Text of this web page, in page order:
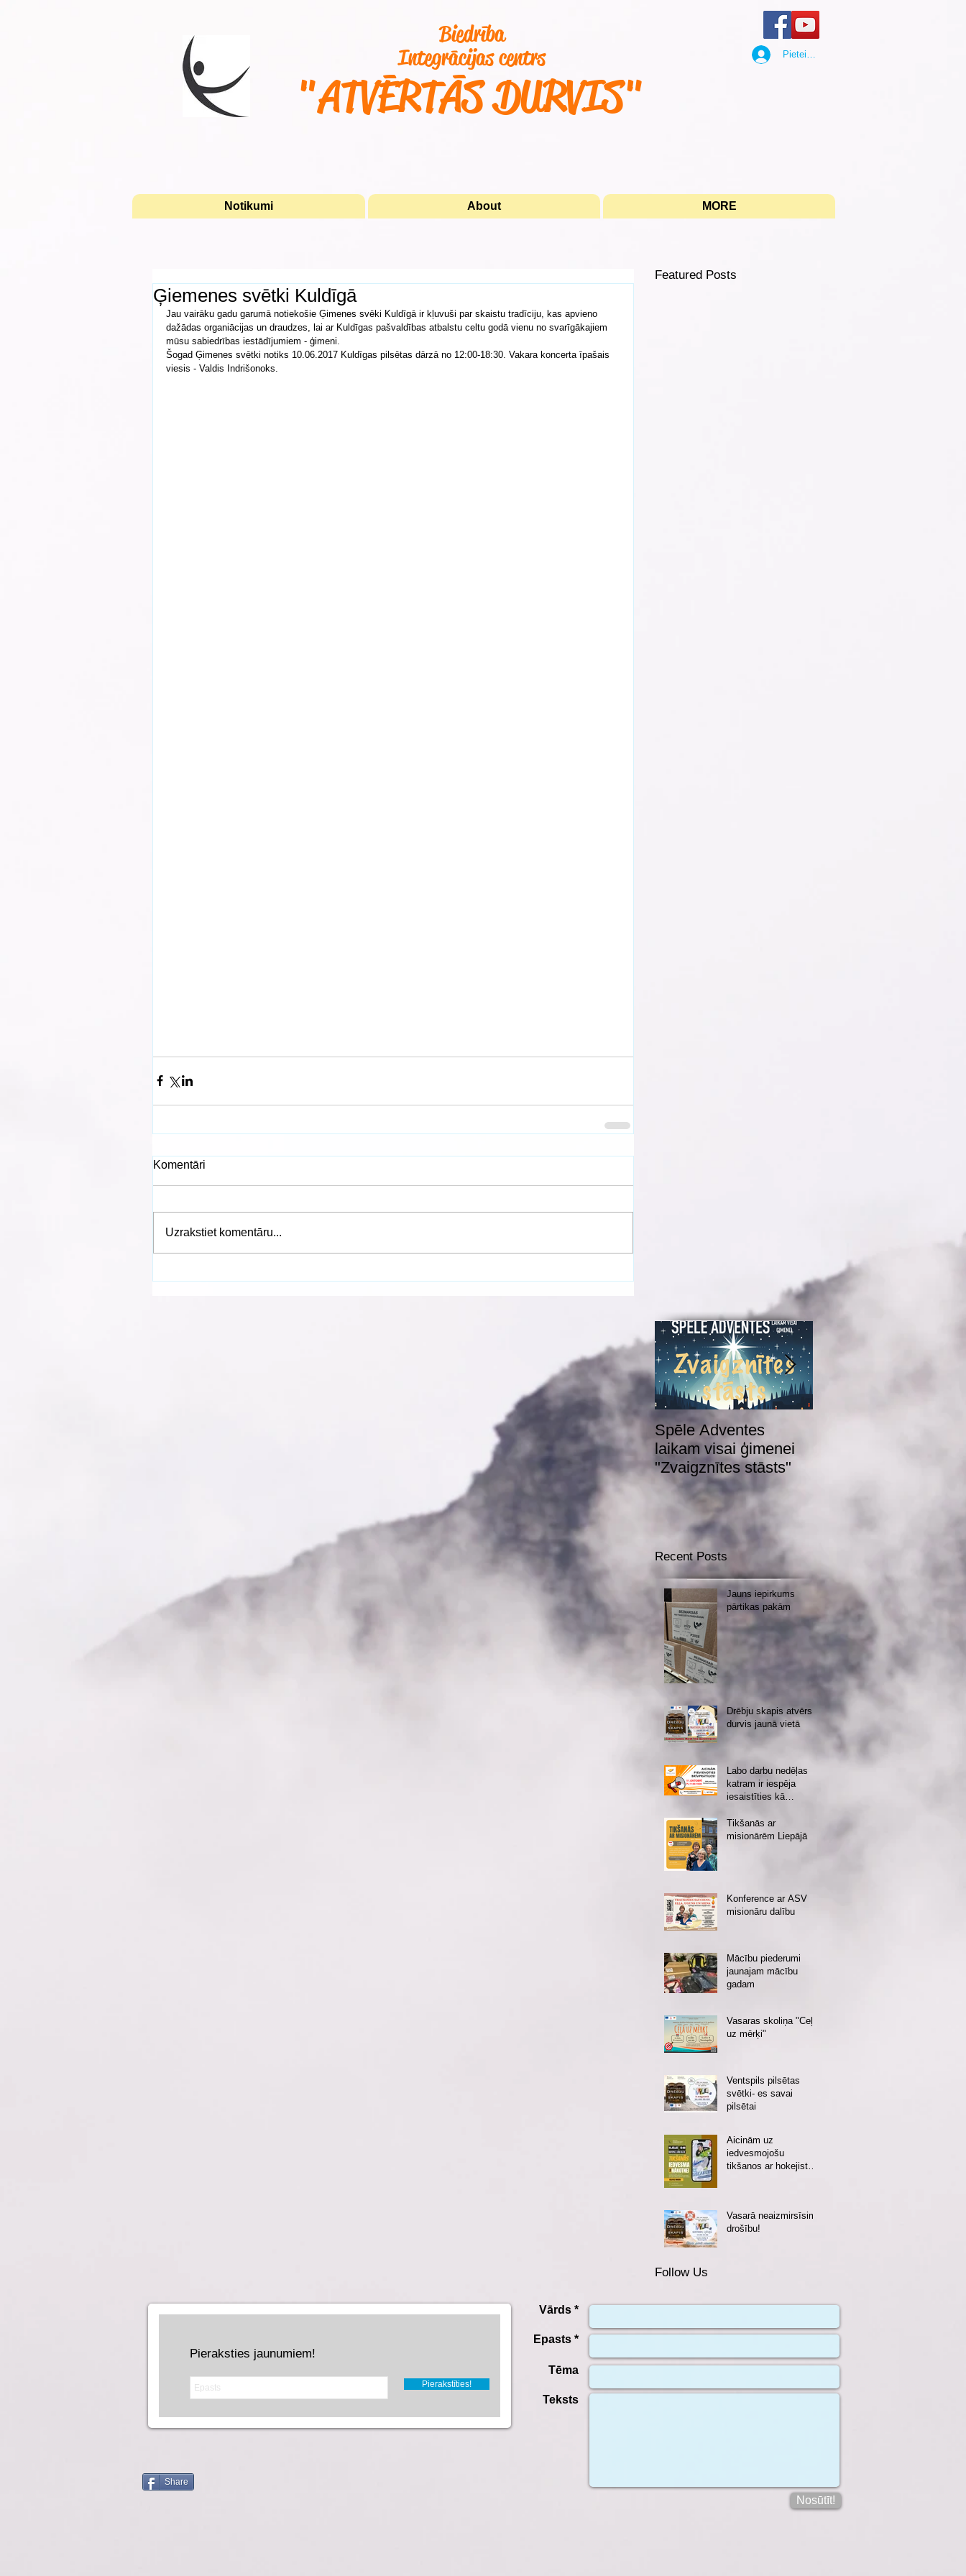
Biedrība
Integrācijas centrs
"ATVĒRTĀS DURVIS"
Pieteikties
Notikumi About MORE
Ģiemenes svētki Kuldīgā
Jau vairāku gadu garumā notiekošie Ģimenes svēki Kuldīgā ir kļuvuši par skaistu tradīciju, kas apvieno
dažādas organiācijas un draudzes, lai ar Kuldīgas pašvaldības atbalstu celtu godā vienu no svarīgākajiem
mūsu sabiedrības iestādījumiem - ģimeni.
Šogad Ģimenes svētki notiks 10.06.2017 Kuldīgas pilsētas dārzā no 12:00-18:30. Vakara koncerta īpašais
viesis - Valdis Indrišonoks.
Komentāri
Uzrakstiet komentāru...
Featured Posts
Spēle Adventes
laikam visai ģimenei
"Zvaigznītes stāsts"
Recent Posts
Jauns iepirkums
pārtikas pakām
Drēbju skapis atvērs
durvis jaunā vietā
Labo darbu nedēļas
katram ir iespēja
iesaistīties kā
ziedotājam
Tikšanās ar
misionārēm Liepājā
Konference ar ASV
misionāru dalību
Mācību piederumi
jaunajam mācību
gadam
Vasaras skoliņa "Ceļā
uz mērķi"
Ventspils pilsētas
svētki- es savai
pilsētai
Aicinām uz
iedvesmojošu
tikšanos ar hokejistu
Vasarā neaizmirsīsim
drošību!
Follow Us
Pieraksties jaunumiem!
Pierakstīties!
Share
Vārds *
Epasts *
Tēma
Teksts
Nosūtīt!